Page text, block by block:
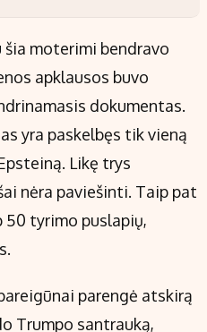
šia moterimi bendravo
apklausos buvo
dokumentas.
yra paskelbęs tik vieną
Likę trys
nėra paviešinti. Taip pat
tyrimo puslapių,
parengė atskirą
Trumpo santrauką,